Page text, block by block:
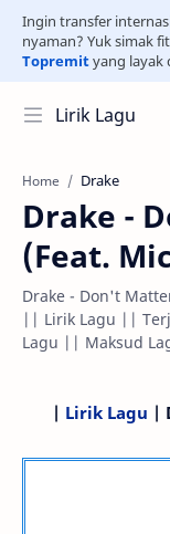
Ingin transfer
nyaman? Yuk simak
Topremityang layak
Lirik Lagu
Home Drake
Drake -
(Feat.
Drake - Don't
|| Lirik Lagu ||
Lagu || Maksud
| Lirik Lagu |